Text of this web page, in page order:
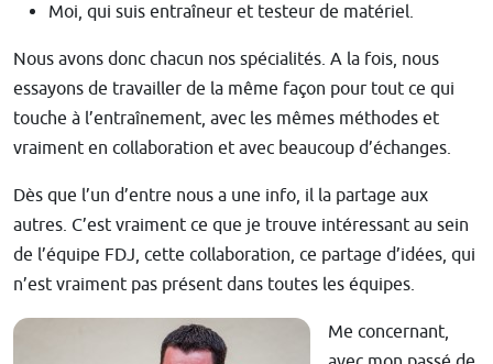
Moi, qui suis entraîneur et testeur de matériel.
Nous avons donc chacun nos spécialités. A la fois, nous
essayons de travailler de la même façon pour tout ce qui
touche à l’entraînement, avec les mêmes méthodes et
vraiment en collaboration et avec beaucoup d’échanges.
Dès que l’un d’entre nous a une info, il la partage aux
autres. C’est vraiment ce que je trouve intéressant au sein
de l’équipe FDJ, cette collaboration, ce partage d’idées, qui
n’est vraiment pas présent dans toutes les équipes.
Me concernant,